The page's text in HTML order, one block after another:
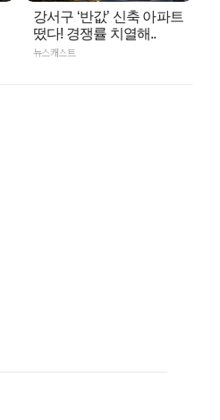
강서구 ‘반값’ 신축 아파트
떴다! 경쟁률 치열해..
뉴스캐스트